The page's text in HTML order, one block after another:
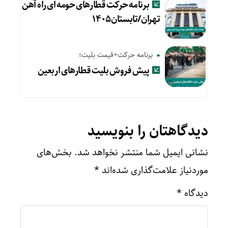
برنامه حرکت قطارهای حومه ای راه آهن
تهران/تابستان۱۴۰۵
برنامه حرکت+قیمت بلیت؛
پیش‌ فروش بلیت قطارهای اربعین
دیدگاهتان را بنویسید
نشانی ایمیل شما منتشر نخواهد شد. بخش‌های
موردنیاز علامت‌گذاری شده‌اند *
دیدگاه *